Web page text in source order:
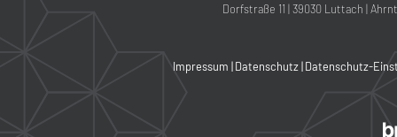
Dorfstraße 11 | 39030 Luttach |
Impressum |Datenschutz|Datenschutz-